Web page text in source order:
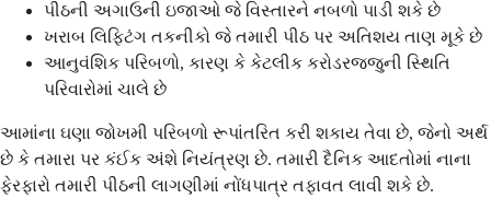
પીઠની અગાઉની ઇજાઓ જે વિસ્તારને નબળો પાડી શકે છે
ખરાબ લિફ્ટિંગ તકનીકો જે તમારી પીઠ પર અતિશય તાણ મૂકે છે
આનુવંશિક પરિબળો, કારણ કે કેટલીક કરોડરજ્જુની સ્થિતિ
પરિવારોમાં ચાલે છે
આમાંના ઘણા જોખમી પરિબળો રૂપાંતરિત કરી શકાય તેવા છે, જેનો અર્થ
છે કે તમારા પર કંઈક અંશે નિયંત્રણ છે. તમારી દૈનિક આદતોમાં નાના
ફેરફારો તમારી પીઠની લાગણીમાં નોંધપાત્ર તફાવત લાવી શકે છે.